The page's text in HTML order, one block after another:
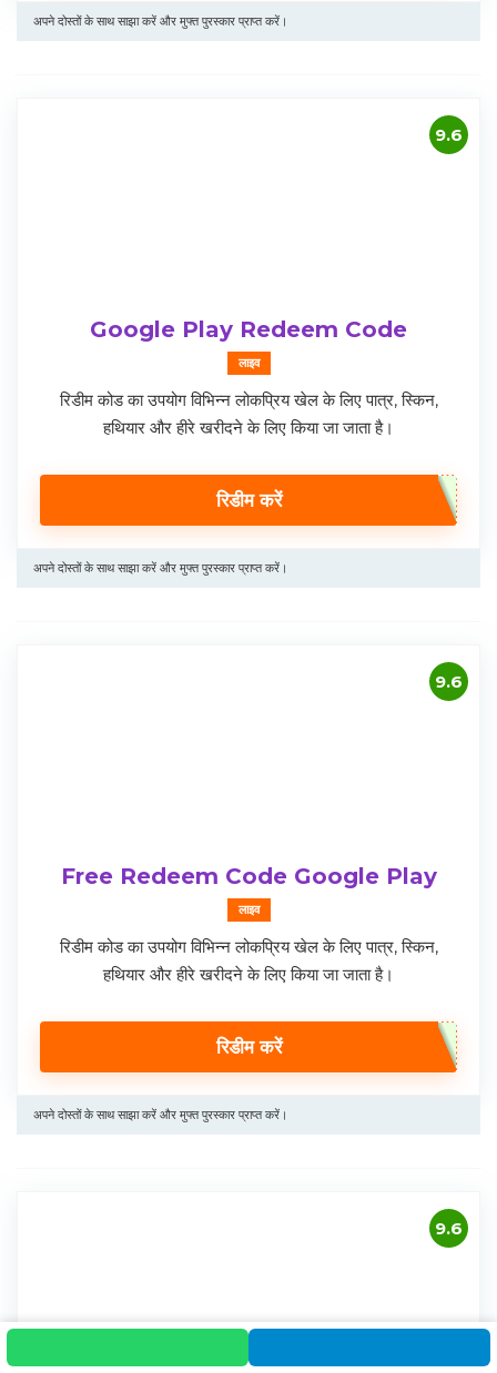
अपने दोस्तों के साथ साझा करें और मुफ्त पुरस्कार प्राप्त करें।
9.6
Google Play Redeem Code
लाइव
रिडीम कोड का उपयोग विभिन्न लोकप्रिय खेल के लिए पात्र, स्किन,
हथियार और हीरे खरीदने के लिए किया जा जाता है।
रिडीम करें
अपने दोस्तों के साथ साझा करें और मुफ्त पुरस्कार प्राप्त करें।
9.6
Free Redeem Code Google Play
लाइव
रिडीम कोड का उपयोग विभिन्न लोकप्रिय खेल के लिए पात्र, स्किन,
हथियार और हीरे खरीदने के लिए किया जा जाता है।
रिडीम करें
अपने दोस्तों के साथ साझा करें और मुफ्त पुरस्कार प्राप्त करें।
9.6